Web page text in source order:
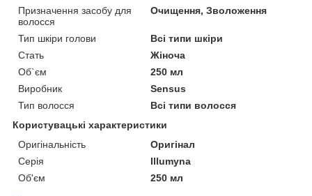
Призначення засобу для
волосся
Очищення, Зволоження
Тип шкіри голови
Всі типи шкіри
Стать
Жіноча
Об`єм
250 мл
Виробник
Sensus
Тип волосся
Всі типи волосся
Користувацькі характеристики
Оригінальність
Оригінал
Серія
Illumyna
Об'єм
250 мл